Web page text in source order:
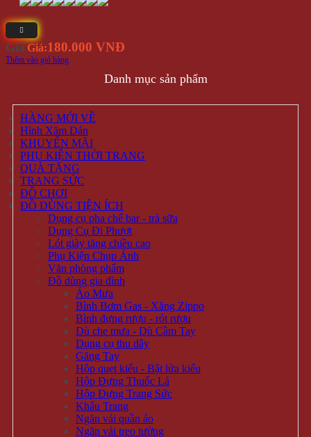
Giá Giá:180.000 VNĐ
Thêm vào giỏ hàng
Danh mục sản phẩm
HÀNG MỚI VỀ
Hình Xăm Dán
KHUYẾN MÃI
PHỤ KIỆN THỜI TRANG
QUÀ TẶNG
TRANG SỨC
ĐỒ CHƠI
ĐỒ DÙNG TIỆN ÍCH
Dụng cụ pha chế bar - trà sữa
Dụng Cụ Đi Phượt
Lót giày tăng chiều cao
Phụ Kiện Chụp Ảnh
Văn phòng phẩm
Đồ dùng gia đình
Áo Mưa
Bình Bơm Gas - Xăng Zippo
Bình đựng rượu - rót rượu
Dù che mưa - Dù Cầm Tay
Dụng cụ thu dây
Găng Tay
Hộp quẹt kiểu - Bật lửa kiểu
Hộp Đựng Thuốc Lá
Hộp Đựng Trang Sức
Khẩu Trang
Ngăn vải quần áo
Ngăn vải treo tường